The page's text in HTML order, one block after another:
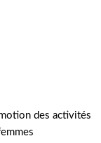
des activités